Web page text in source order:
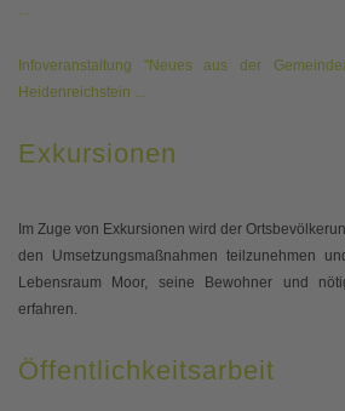
...
Infoveranstaltung "Neues aus der
Heidenreichstein ...
Exkursionen
Im Zuge von Exkursionen wird der
den Umsetzungsmaßnahmen teilzunehmen
Lebensraum Moor, seine Bewohner und
erfahren.
Öffentlichkeitsarbeit